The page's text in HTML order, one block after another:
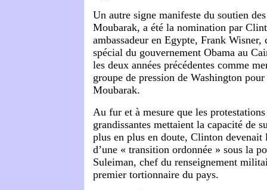
Un autre signe manifeste du soutien
Moubarak, a été la nomination par
ambassadeur en Egypte, Frank Wisner,
spécial du gouvernement Obama au
les deux années précédentes comme
groupe de pression de Washington
Moubarak.
Au fur et à mesure que les protestations
grandissantes mettaient la capacité de
plus en plus en doute, Clinton devenait
d’une « transition ordonnée » sous la
Suleiman, chef du renseignement
premier tortionnaire du pays.